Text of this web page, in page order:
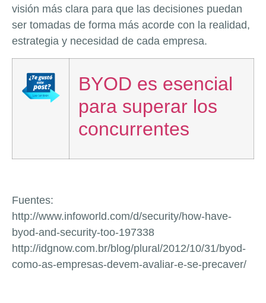
visión más clara para que las decisiones puedan
ser tomadas de forma más acorde con la realidad,
estrategia y necesidad de cada empresa.
BYOD es esencial
para superar los
concurrentes
Fuentes:
http://www.infoworld.com/d/security/how-have-
byod-and-security-too-197338
http://idgnow.com.br/blog/plural/2012/10/31/byod-
como-as-empresas-devem-avaliar-e-se-precaver/